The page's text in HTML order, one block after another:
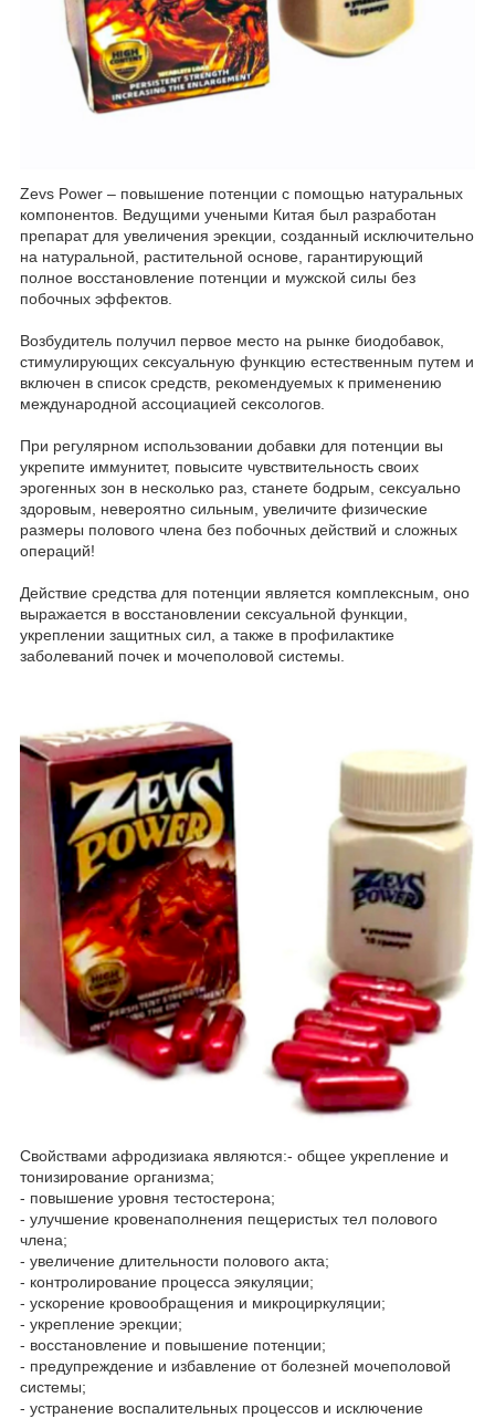
Zevs Power – повышение потенции с помощью натуральных
компонентов. Ведущими учеными Китая был разработан
препарат для увеличения эрекции, созданный исключительно
на натуральной, растительной основе, гарантирующий
полное восстановление потенции и мужской силы без
побочных эффектов.
Возбудитель получил первое место на рынке биодобавок,
стимулирующих сексуальную функцию естественным путем и
включен в список средств, рекомендуемых к применению
международной ассоциацией сексологов.
При регулярном использовании добавки для потенции вы
укрепите иммунитет, повысите чувствительность своих
эрогенных зон в несколько раз, станете бодрым, сексуально
здоровым, невероятно сильным, увеличите физические
размеры полового члена без побочных действий и сложных
операций!
Действие средства для потенции является комплексным, оно
выражается в восстановлении сексуальной функции,
укреплении защитных сил, а также в профилактике
заболеваний почек и мочеполовой системы.
Свойствами афродизиака являются:- общее укрепление и
тонизирование организма;
- повышение уровня тестостерона;
- улучшение кровенаполнения пещеристых тел полового
члена;
- увеличение длительности полового акта;
- контролирование процесса эякуляции;
- ускорение кровообращения и микроциркуляции;
- укрепление эрекции;
- восстановление и повышение потенции;
- предупреждение и избавление от болезней мочеполовой
системы;
- устранение воспалительных процессов и исключение